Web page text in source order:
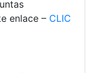
enlace – CLIC